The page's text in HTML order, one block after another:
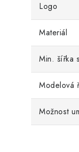
Logo
Materiál
Min. šířka
Modelová
Možnost